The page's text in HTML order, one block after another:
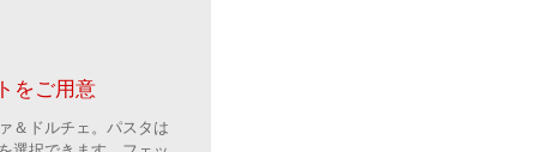
をご用意
＆ドルチェ。パスタは